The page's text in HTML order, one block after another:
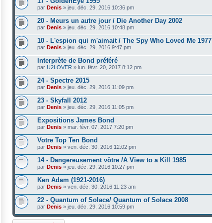
par Denis » jeu. déc. 29, 2016 10:36 pm
20 - Meurs un autre jour / Die Another Day 2002
par Denis » jeu. déc. 29, 2016 10:48 pm
10 - L'espion qui m'aimait / The Spy Who Loved Me 1977
par Denis » jeu. déc. 29, 2016 9:47 pm
Interprète de Bond préféré
par U2LOVER » lun. févr. 20, 2017 8:12 pm
24 - Spectre 2015
par Denis » jeu. déc. 29, 2016 11:09 pm
23 - Skyfall 2012
par Denis » jeu. déc. 29, 2016 11:05 pm
Expositions James Bond
par Denis » mar. févr. 07, 2017 7:20 pm
Votre Top Ten Bond
par Denis » ven. déc. 30, 2016 12:02 pm
14 - Dangereusement vôtre /A View to a Kill 1985
par Denis » jeu. déc. 29, 2016 10:27 pm
Ken Adam (1921-2016)
par Denis » ven. déc. 30, 2016 11:23 am
22 - Quantum of Solace/ Quantum of Solace 2008
par Denis » jeu. déc. 29, 2016 10:59 pm